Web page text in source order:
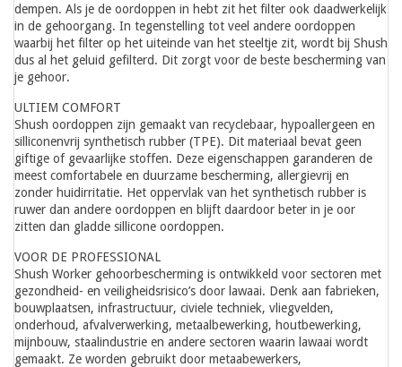
dempen. Als je de oordoppen in hebt zit het filter ook daadwerkelijk
in de gehoorgang. In tegenstelling tot veel andere oordoppen
waarbij het filter op het uiteinde van het steeltje zit, wordt bij Shush
dus al het geluid gefilterd. Dit zorgt voor de beste bescherming van
je gehoor.
ULTIEM COMFORT
Shush oordoppen zijn gemaakt van recyclebaar, hypoallergeen en
silliconenvrij synthetisch rubber (TPE). Dit materiaal bevat geen
giftige of gevaarlijke stoffen. Deze eigenschappen garanderen de
meest comfortabele en duurzame bescherming, allergievrij en
zonder huidirritatie. Het oppervlak van het synthetisch rubber is
ruwer dan andere oordoppen en blijft daardoor beter in je oor
zitten dan gladde sillicone oordoppen.
VOOR DE PROFESSIONAL
Shush Worker gehoorbescherming is ontwikkeld voor sectoren met
gezondheid- en veiligheidsrisico’s door lawaai. Denk aan fabrieken,
bouwplaatsen, infrastructuur, civiele techniek, vliegvelden,
onderhoud, afvalverwerking, metaalbewerking, houtbewerking,
mijnbouw, staalindustrie en andere sectoren waarin lawaai wordt
gemaakt. Ze worden gebruikt door metaabewerkers,